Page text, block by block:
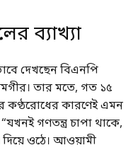
ব্যাখ্যা
দেখছেন বিএনপি
তার মতে, গত ১৫
কণ্ঠরোধের কারণেই এমন
গণতন্ত্র চাপা থাকে,
দিয়ে ওঠে। আওয়ামী